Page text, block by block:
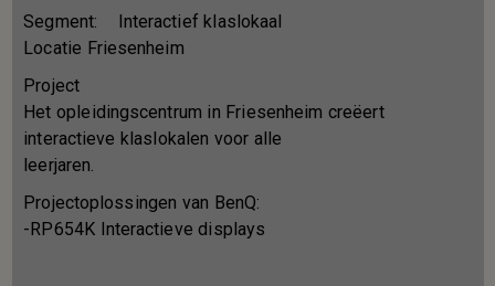
Segment:
Interactief klaslokaal
Locatie Friesenheim
Project
Het opleidingscentrum in Friesenheim creëert
interactieve klaslokalen voor alle
leerjaren.
Projectoplossingen van BenQ:
-RP654K Interactieve displays